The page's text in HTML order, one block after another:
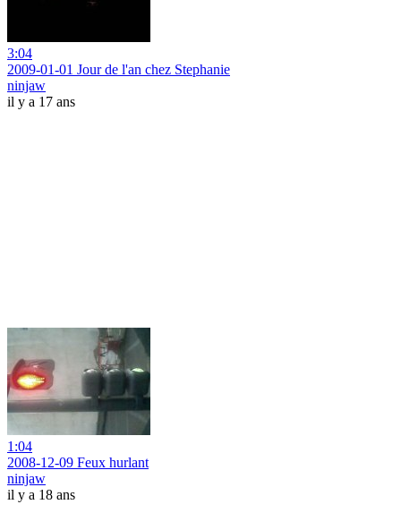
3:04
2009-01-01 Jour de l'an chez Stephanie
ninjaw
il y a 17 ans
1:04
2008-12-09 Feux hurlant
ninjaw
il y a 18 ans